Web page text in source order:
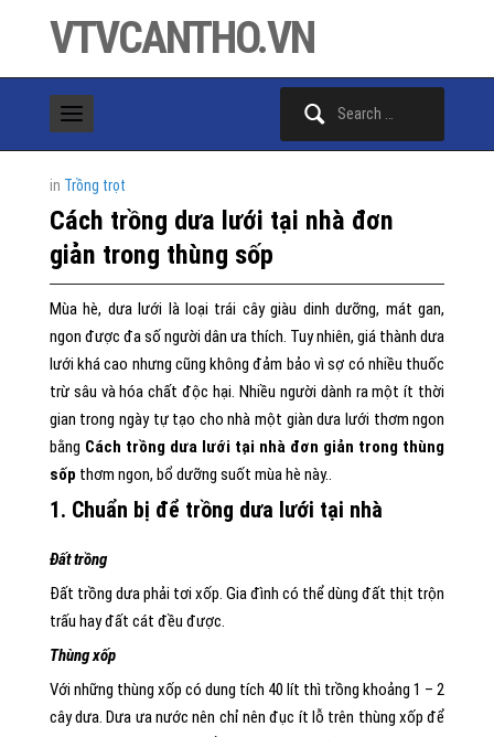
VTVCANTHO.VN
in Trồng trọt
Cách trồng dưa lưới tại nhà đơn
giản trong thùng sốp
Mùa hè, dưa lưới là loại trái cây giàu dinh dưỡng, mát gan,
ngon được đa số người dân ưa thích. Tuy nhiên, giá thành dưa
lưới khá cao nhưng cũng không đảm bảo vì sợ có nhiều thuốc
trừ sâu và hóa chất độc hại. Nhiều người dành ra một ít thời
gian trong ngày tự tạo cho nhà một giàn dưa lưới thơm ngon
bằng Cách trồng dưa lưới tại nhà đơn giản trong thùng
sốp thơm ngon, bổ dưỡng suốt mùa hè này..
1. Chuẩn bị để trồng dưa lưới tại nhà
Đất trồng
Đất trồng dưa phải tơi xốp. Gia đình có thể dùng đất thịt trộn
trấu hay đất cát đều được.
Thùng xốp
Với những thùng xốp có dung tích 40 lít thì trồng khoảng 1 – 2
cây dưa. Dưa ưa nước nên chỉ nên đục ít lỗ trên thùng xốp để